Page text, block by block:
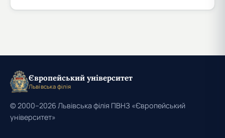
Європейський університет
Львівська філія
© 2000–2026 Львівська філія ПВНЗ «Європейський
університет»